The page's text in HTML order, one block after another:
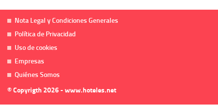
Nota Legal y Condiciones Generales
Política de Privacidad
Uso de cookies
Empresas
Quiénes Somos
© Copyrigth 2026 - www.hoteles.net